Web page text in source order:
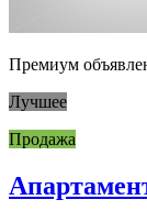
Премиум
Лучшее
Продажа